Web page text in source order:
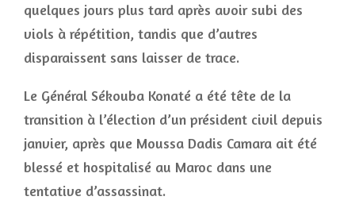
quelques jours plus tard après avoir subi des
viols à répétition, tandis que d’autres
disparaissent sans laisser de trace.
Le Général Sékouba Konaté a été tête de la
transition à l’élection d’un président civil depuis
janvier, après que Moussa Dadis Camara ait été
blessé et hospitalisé au Maroc dans une
tentative d’assassinat.